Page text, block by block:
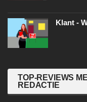
Klant -
TOP-REVIEWS
REDACTIE